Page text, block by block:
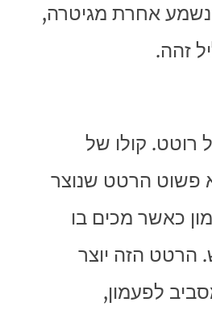
אחרת מגיטרה,
זהה.
רוטט. קולו של
פשוט הרטט שנוצר
כאשר מכים בו
הרטט הזה יוצר
לפעמון,